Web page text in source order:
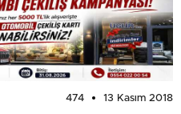
474 13 Kasım 2018